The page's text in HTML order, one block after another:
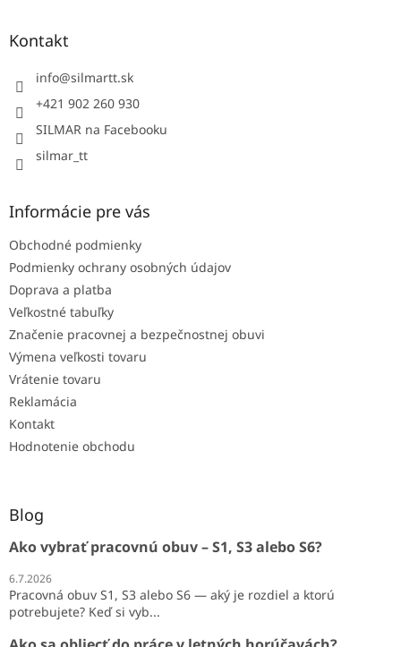
Kontakt
info@silmartt.sk
+421 902 260 930
SILMAR na Facebooku
silmar_tt
Informácie pre vás
Obchodné podmienky
Podmienky ochrany osobných údajov
Doprava a platba
Veľkostné tabuľky
Značenie pracovnej a bezpečnostnej obuvi
Výmena veľkosti tovaru
Vrátenie tovaru
Reklamácia
Kontakt
Hodnotenie obchodu
Blog
Ako vybrať pracovnú obuv – S1, S3 alebo S6?
6.7.2026
Pracovná obuv S1, S3 alebo S6 — aký je rozdiel a ktorú
potrebujete? Keď si vyb...